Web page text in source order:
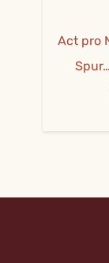
Act pro